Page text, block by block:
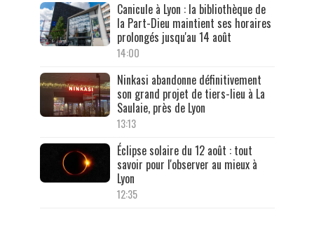
Canicule à Lyon : la bibliothèque de
la Part-Dieu maintient ses horaires
prolongés jusqu'au 14 août
14:00
Ninkasi abandonne définitivement
son grand projet de tiers-lieu à La
Saulaie, près de Lyon
13:13
Éclipse solaire du 12 août : tout
savoir pour l'observer au mieux à
Lyon
12:35